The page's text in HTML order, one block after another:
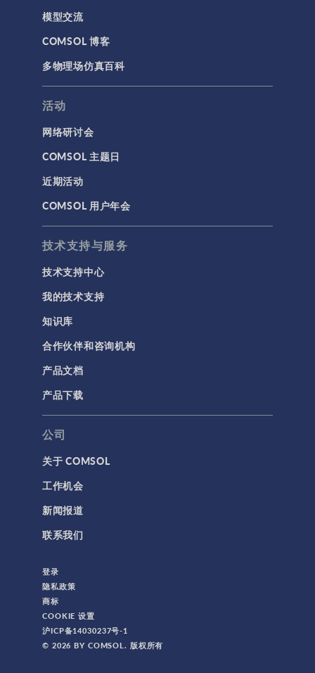
模型交流
COMSOL 博客
多物理场仿真百科
活动
网络研讨会
COMSOL 主题日
近期活动
COMSOL 用户年会
技术支持与服务
技术支持中心
我的技术支持
知识库
合作伙伴和咨询机构
产品文档
产品下载
公司
关于 COMSOL
工作机会
新闻报道
联系我们
登录
隐私政策
商标
COOKIE 设置
沪ICP备14030237号-1
© 2026 BY COMSOL. 版权所有